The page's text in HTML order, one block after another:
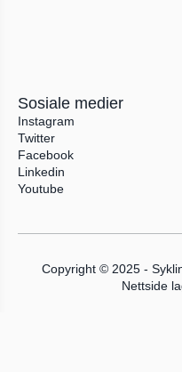
Sosiale medier
Instagram
Twitter
Facebook
Linkedin
Youtube
Copyright © 2025 -
Nettside